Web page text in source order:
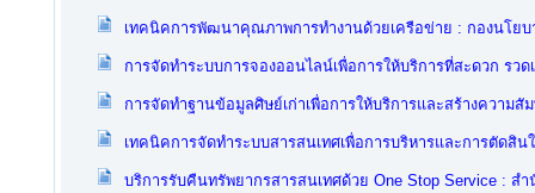
เทคนิคการพัฒนาคุณภาพการทำงานด้วยเครือข่าย : กองนโย
การจัดทำระบบการจองออนไลน์เพื่อการให้บริการที่สะดวก ร
การจัดทำฐานข้อมูลศิษย์เก่าเพื่อการให้บริการและสร้างควา
เทคนิคการจัดทำระบบสารสนเทศเพื่อการบริหารและการตัดสิ
บริการรับคืนทรัพยากรสารสนเทศด้วย One Stop Service : ส